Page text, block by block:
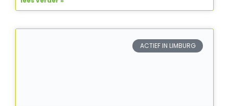
ACTIEF IN LIMBURG